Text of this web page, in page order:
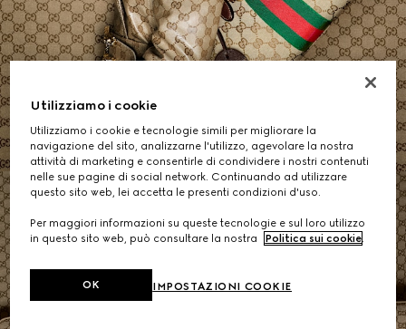
Utilizziamo i cookie
Utilizziamo i cookie e tecnologie simili per migliorare la
navigazione del sito, analizzarne l'utilizzo, agevolare la nostra
attività di marketing e consentirle di condividere i nostri contenuti
nelle sue pagine di social network. Continuando ad utilizzare
questo sito web, lei accetta le presenti condizioni d'uso.
Per maggiori informazioni su queste tecnologie e sul loro utilizzo
in questo sito web, può consultare la nostra
Politica sui cookie
IMPOSTAZIONI COOKIE
OK